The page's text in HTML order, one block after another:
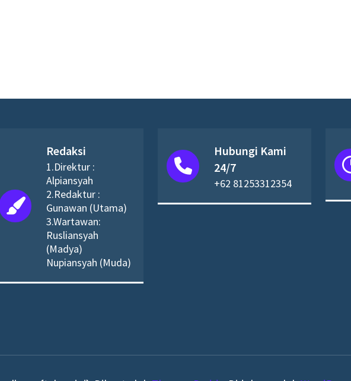
Redaksi
1.Direktur :
Alpiansyah
2.Redaktur :
Gunawan (Utama)
3.Wartawan:
Rusliansyah
(Madya)
Nupiansyah (Muda)
Hubungi Kami
24/7
+62 81253312354